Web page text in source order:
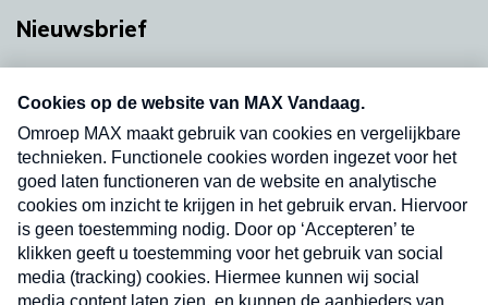
Nieuwsbrief
nieuwsbrief. Elke vrijdag- en dinsdagochtend in
uw mailbox.
Verzend